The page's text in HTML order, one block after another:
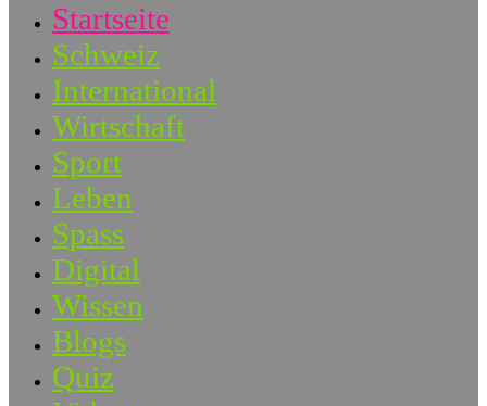
Startseite
Schweiz
International
Wirtschaft
Sport
Leben
Spass
Digital
Wissen
Blogs
Quiz